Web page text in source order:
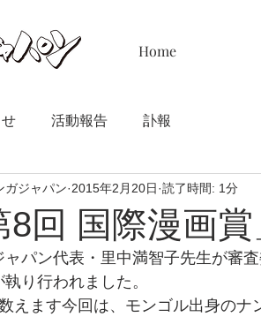
Home
活動報告 訃報
8回 国際漫画
ガジャパン 2015年2月20日 読了時間: 1分
ャパン代表・里中満智子先生が審
り行われました。
えます今回は、モンゴル出身のナ